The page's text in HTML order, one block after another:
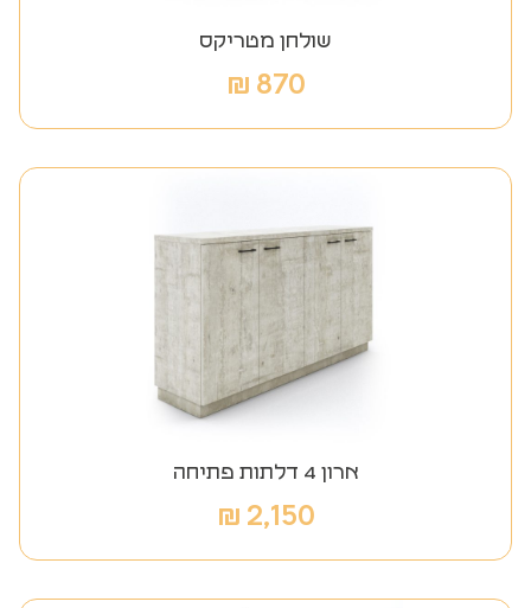
שולחן מטריקס
870
₪
ארון 4 דלתות פתיחה
2,150
₪